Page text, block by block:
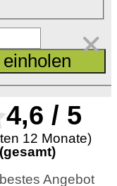
4,6 / 5
12 Monate)
Angebot